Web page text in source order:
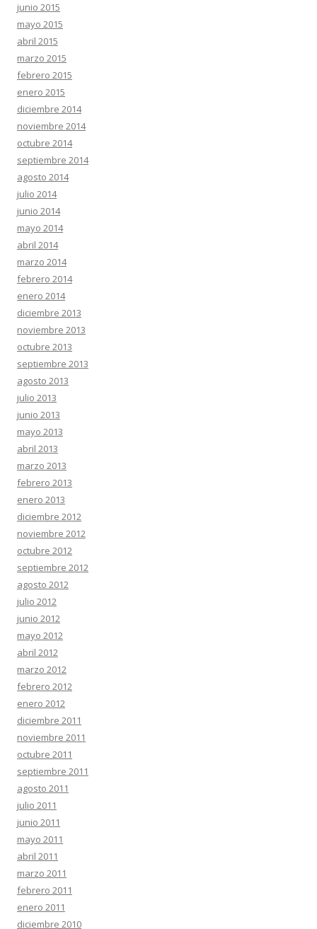
junio 2015
mayo 2015
abril 2015
marzo 2015
febrero 2015
enero 2015
diciembre 2014
noviembre 2014
octubre 2014
septiembre 2014
agosto 2014
julio 2014
junio 2014
mayo 2014
abril 2014
marzo 2014
febrero 2014
enero 2014
diciembre 2013
noviembre 2013
octubre 2013
septiembre 2013
agosto 2013
julio 2013
junio 2013
mayo 2013
abril 2013
marzo 2013
febrero 2013
enero 2013
diciembre 2012
noviembre 2012
octubre 2012
septiembre 2012
agosto 2012
julio 2012
junio 2012
mayo 2012
abril 2012
marzo 2012
febrero 2012
enero 2012
diciembre 2011
noviembre 2011
octubre 2011
septiembre 2011
agosto 2011
julio 2011
junio 2011
mayo 2011
abril 2011
marzo 2011
febrero 2011
enero 2011
diciembre 2010